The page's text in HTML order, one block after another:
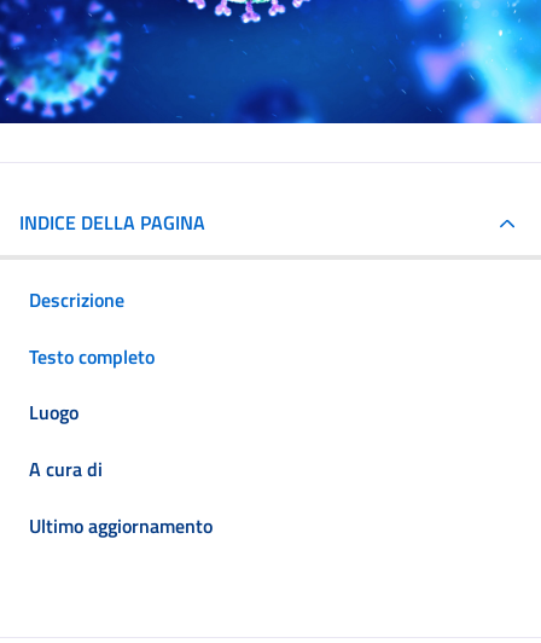
INDICE DELLA PAGINA
Descrizione
Testo completo
Luogo
A cura di
Ultimo aggiornamento